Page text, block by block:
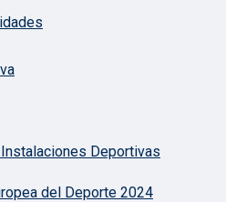
iconos
Deportivas
del Deporte 2024